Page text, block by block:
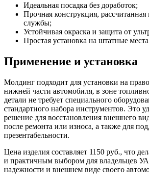
Идеальная посадка без доработок;
Прочная конструкция, рассчитанная
службы;
Устойчивая окраска и защита от
Простая установка на штатные
Применение и установка
Молдинг подходит для установки на
нижней части автомобиля, в зоне
детали не требует специального
стандартного набора инструментов. Это
решение для восстановления внешнего
после ремонта или износа, а также для
презентабельности.
Цена изделия составляет 1150 руб., что
и практичным выбором для владельцев
надежности и внешнем виде своего